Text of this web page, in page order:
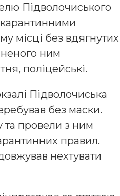
Підволочиського
місці без вдягнутих
ним
поліцейські.
Підволочиська
без маски.
провели з ним
правил.
нехтувати